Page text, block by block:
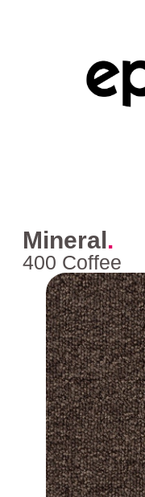
Mineral.
400 Coffee